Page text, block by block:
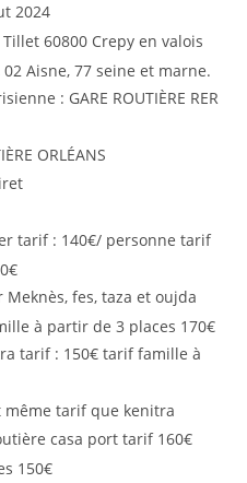
2024
60800 Crepy en valois
Aisne, 77 seine et marne.
: GARE ROUTIÈRE RER
ORLÉANS
tarif : 140€/ personne tarif
fes, taza et oujda
à partir de 3 places 170€
tarif : 150€ tarif famille à
tarif que kenitra
casa port tarif 160€
150€